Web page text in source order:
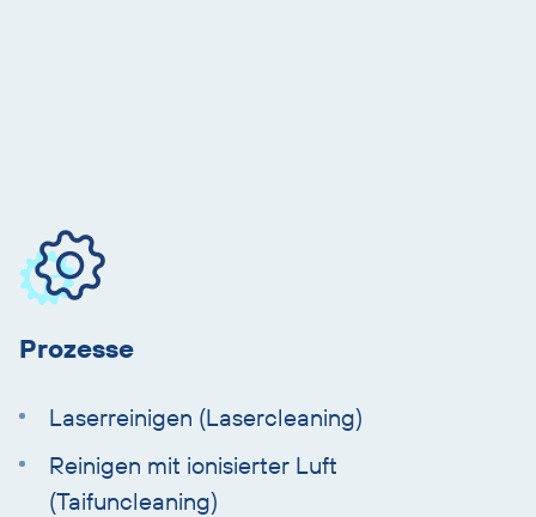
überspringen
Prozesse
Laserreinigen (Lasercleaning)
Reinigen mit ionisierter Luft
(Taifuncleaning)